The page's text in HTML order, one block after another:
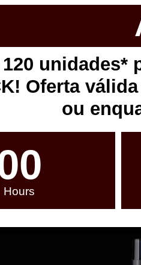
unidades*
Oferta
ou
Hours